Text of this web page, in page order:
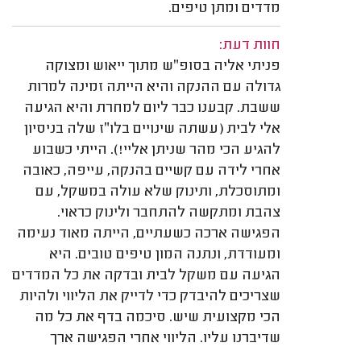
מדדים ומתן טיפים.
חוות דעת:
פניתי אליה בסופ״ש מתוך ייאוש ומצוקה
גדולה עם ההנקה והיא הייתה זמינה למרות
ששבת. קבענו כבר ליום למחרת והיא הגיעה
אלי לבית (עשתה שינויים בלו״ז שלה בניסיון
להגיע הכי מהר שניתן אליי!). הייתי כשבוע
אחרי לידה עם קשיים בהנקה, עייפה, כאובה
ומתוסכלת, ותינוק שלא עולה במשקל, עם
צהבת ומתקשה להתחבר ולינוק כראוי.
הפגישה ארכה כשעתיים, הייתה מאוד נעימה
ומעודדת, ונתנה המון טיפים טובים. היא
הגיעה עם משקל לבית ובדקה את כל המדדים
שצריכים להיבדק כדי לדייק את הליווי ולהיות
הכי מקצועית שיש. סיכמה בדף את כל מה
שדיברנו עליו. הליווי אחרי הפגישה ארך